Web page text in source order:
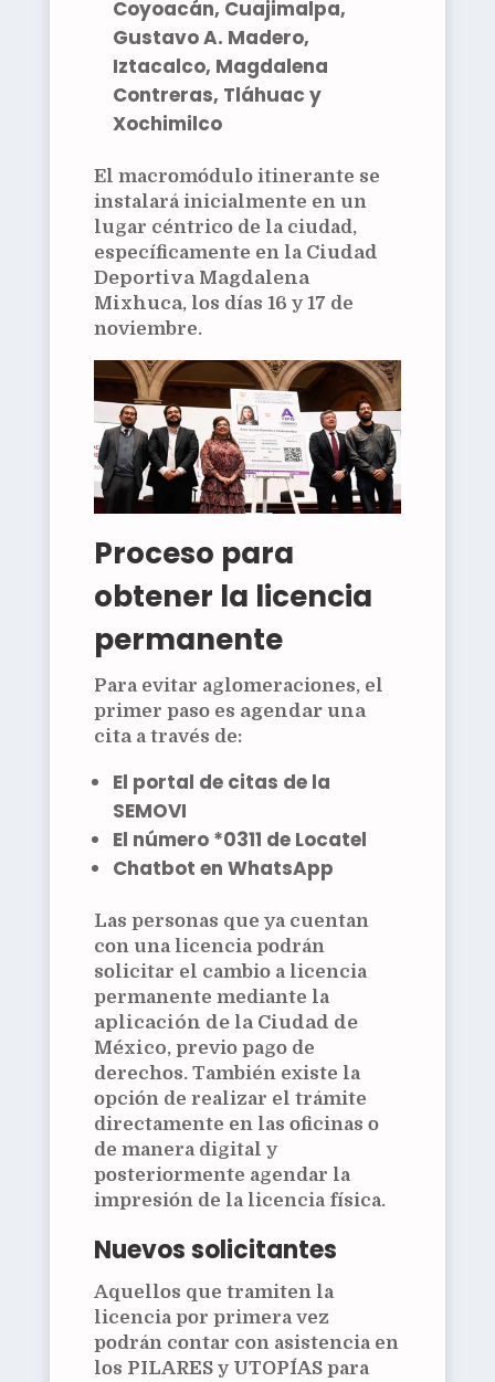
Coyoacán, Cuajimalpa,
Gustavo A. Madero,
Iztacalco, Magdalena
Contreras, Tláhuac y
Xochimilco
El macromódulo itinerante se
instalará inicialmente en un
lugar céntrico de la ciudad,
específicamente en la Ciudad
Deportiva Magdalena
Mixhuca, los días 16 y 17 de
noviembre.
Proceso para
obtener la licencia
permanente
Para evitar aglomeraciones, el
primer paso es agendar una
citaa través de:
El portal de citas de la
SEMOVI
El número *0311 de Locatel
Chatbot en WhatsApp
Las personas que ya cuentan
con una licencia podrán
solicitar el cambio a licencia
permanente mediante la
aplicación de la Ciudad de
México, previo pago de
derechos. También existe la
opción de realizar el trámite
directamente en las oficinas o
de manera digital y
posteriormente agendar la
impresión de la licencia física.
Nuevos solicitantes
Aquellos que tramiten la
licencia por primera vez
podrán contar con asistencia en
los PILARESy UTOPÍASpara